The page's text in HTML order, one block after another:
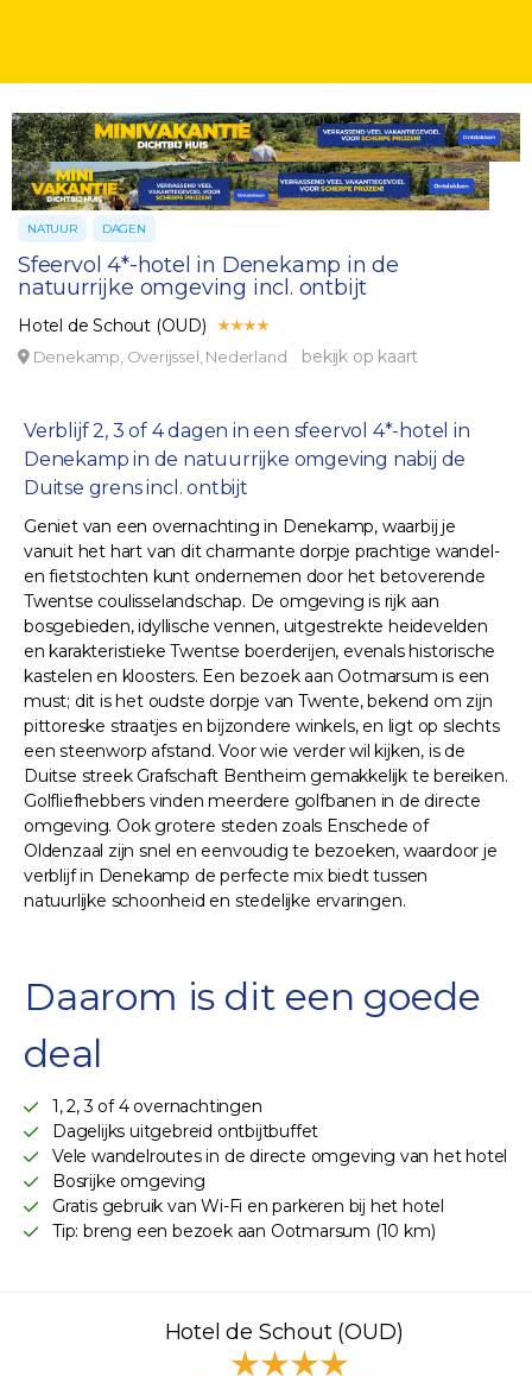
NATUUR DAGEN
Sfeervol 4*-hotel in Denekamp in de
natuurrijke omgeving incl. ontbijt
Hotel de Schout (OUD)
Denekamp, Overijssel, Nederland bekijk op kaart
Verblijf 2, 3 of 4 dagen in een sfeervol 4*-hotel in
Denekamp in de natuurrijke omgeving nabij de
Duitse grens incl. ontbijt
Geniet van een overnachting in Denekamp, waarbij je
vanuit het hart van dit charmante dorpje prachtige wandel-
en fietstochten kunt ondernemen door het betoverende
Twentse coulisselandschap. De omgeving is rijk aan
bosgebieden, idyllische vennen, uitgestrekte heidevelden
en karakteristieke Twentse boerderijen, evenals historische
kastelen en kloosters. Een bezoek aan Ootmarsum is een
must; dit is het oudste dorpje van Twente, bekend om zijn
pittoreske straatjes en bijzondere winkels, en ligt op slechts
een steenworp afstand. Voor wie verder wil kijken, is de
Duitse streek Grafschaft Bentheim gemakkelijk te bereiken.
Golfliefhebbers vinden meerdere golfbanen in de directe
omgeving. Ook grotere steden zoals Enschede of
Oldenzaal zijn snel en eenvoudig te bezoeken, waardoor je
verblijf in Denekamp de perfecte mix biedt tussen
natuurlijke schoonheid en stedelijke ervaringen.
Daarom is dit een goede
deal
1, 2, 3 of 4 overnachtingen
Dagelijks uitgebreid ontbijtbuffet
Vele wandelroutes in de directe omgeving van het hotel
Bosrijke omgeving
Gratis gebruik van Wi-Fi en parkeren bij het hotel
Tip: breng een bezoek aan Ootmarsum (10 km)
Hotel de Schout (OUD)